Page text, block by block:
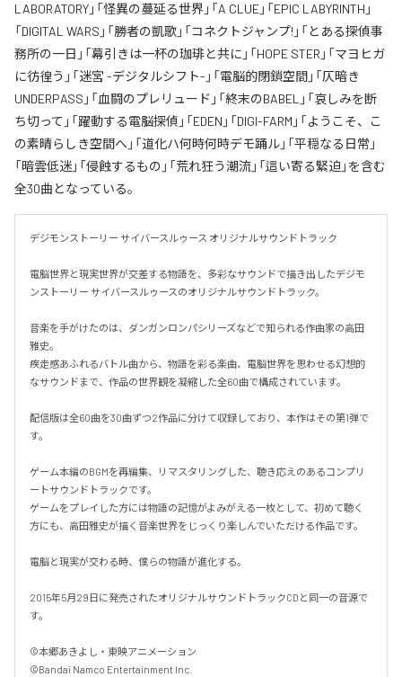
LABORATORY」「怪異の蔓延る世界」「A CLUE」「EPIC LABYRINTH」
「DIGITAL WARS」「勝者の凱歌」「コネクトジャンプ!」「とある探偵事
務所の一日」「幕引きは一杯の珈琲と共に」「HOPE STER」「マヨヒガ
に彷徨う」「迷宮 -デジタルシフト-」「電脳的閉鎖空間」「仄暗き
UNDERPASS」「血闘のプレリュード」「終末のBABEL」「哀しみを断
ち切って」「躍動する電脳探偵」「EDEN」「DIGI-FARM」「ようこそ、こ
の素晴らしき空間へ」「道化ハ何時何時デモ踊ル」「平穏なる日常」
「暗雲低迷」「侵蝕するもの」「荒れ狂う潮流」「這い寄る緊迫」を含む
全30曲となっている。
デジモンストーリー サイバースルゥース オリジナルサウンドトラック
電脳世界と現実世界が交差する物語を、多彩なサウンドで描き出したデジモ
ンストーリー サイバースルゥースのオリジナルサウンドトラック。
音楽を手がけたのは、ダンガンロンパシリーズなどで知られる作曲家の高田
雅史。
疾走感あふれるバトル曲から、物語を彩る楽曲、電脳世界を思わせる幻想的
なサウンドまで、作品の世界観を凝縮した全60曲で構成されています。
配信版は全60曲を30曲ずつ2作品に分けて収録しており、本作はその第1弾で
す。
ゲーム本編のBGMを再編集、リマスタリングした、聴き応えのあるコンプリ
ートサウンドトラックです。
ゲームをプレイした方には物語の記憶がよみがえる一枚として、初めて聴く
方にも、高田雅史が描く音楽世界をじっくり楽しんでいただける作品です。
電脳と現実が交わる時、僕らの物語が進化する。
2015年5月29日に発売されたオリジナルサウンドトラックCDと同一の音源で
す。
©本郷あきよし・東映アニメーション
©Bandai Namco Entertainment Inc.